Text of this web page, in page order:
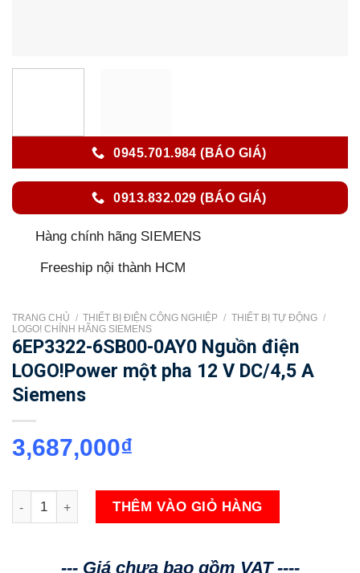
0945.701.984 (BÁO GIÁ)
0913.832.029 (BÁO GIÁ)
Hàng chính hãng SIEMENS
Freeship nội thành HCM
TRANG CHỦ / THIẾT BỊ ĐIỆN CÔNG NGHIỆP / THIẾT BỊ TỰ ĐỘNG /
LOGO! CHÍNH HÃNG SIEMENS
6EP3322-6SB00-0AY0 Nguồn điện
LOGO!Power một pha 12 V DC/4,5 A
Siemens
3,687,000₫
6EP3322-6SB00-0AY0 Nguồn điện LOGO!Power một pha 12
THÊM VÀO GIỎ HÀNG
--- Giá chưa bao gồm VAT ----